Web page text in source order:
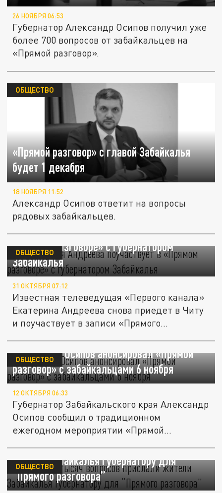
26 НОЯБРЯ 06:53
Губернатор Александр Осипов получил уже
более 700 вопросов от забайкальцев на
«Прямой разговор».
«Прямой разговор» с главой Забайкалья
будет 1 декабря
ОБЩЕСТВО
18 НОЯБРЯ 11:52
Александр Осипов ответит на вопросы
рядовых забайкальцев.
Телеведущая Андреева поучаствует в
«Прямом разговоре» с губернатором
Забайкалья
ОБЩЕСТВО
31 ОКТЯБРЯ 07:12
Известная телеведущая «Первого канала»
Екатерина Андреева снова приедет в Читу
и поучаствует в записи «Прямого...
Губернатор Осипов анонсировал «Прямой
разговор» с забайкальцами 6 ноября
ОБЩЕСТВО
12 ОКТЯБРЯ 06:33
Губернатор Забайкальского края Александр
Осипов сообщил о традиционном
ежегодном мероприятии «Прямой...
Более двух тысяч вопросов прислали
жители Забайкалья губернатору для
“Прямого разговора”
ОБЩЕСТВО